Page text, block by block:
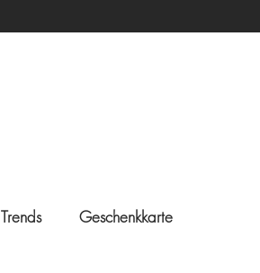
Trends Geschenkkarte